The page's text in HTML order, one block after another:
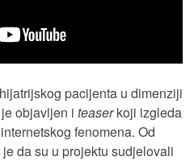
pacijenta u dimenziji
objavljen i teaserkoji izgleda
fenomena. Od
da su u projektu sudjelovali